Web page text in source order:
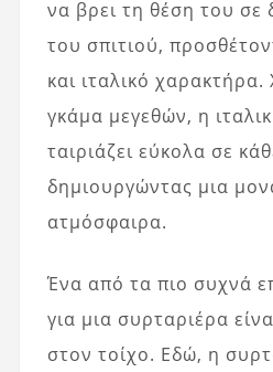
να βρει τη θέση του σε
του σπιτιού,
και ιταλικό
γκάμα μεγεθών, η
ταιριάζει εύκολα σε
δημιουργώντας μια
ατμόσφαιρα.
Ένα από τα πιο συχνά
για μια συρταριέρα
στον τοίχο. Εδώ, η